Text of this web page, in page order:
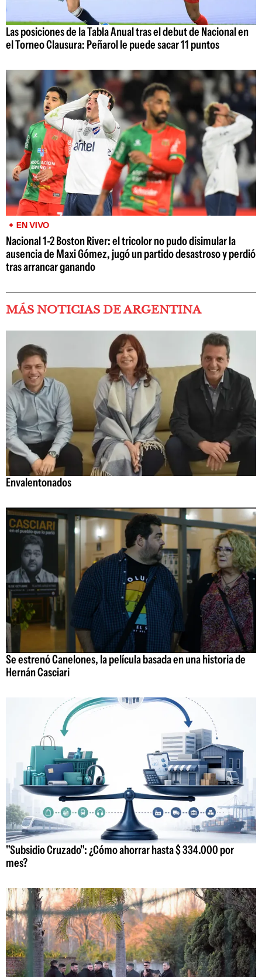
Las posiciones de la Tabla Anual tras el debut de Nacional en
el Torneo Clausura: Peñarol le puede sacar 11 puntos
EN VIVO
Nacional 1-2 Boston River: el tricolor no pudo disimular la
ausencia de Maxi Gómez, jugó un partido desastroso y perdió
tras arrancar ganando
MÁS NOTICIAS DE ARGENTINA
Envalentonados
Se estrenó Canelones, la película basada en una historia de
Hernán Casciari
"Subsidio Cruzado": ¿Cómo ahorrar hasta $ 334.000 por
mes?